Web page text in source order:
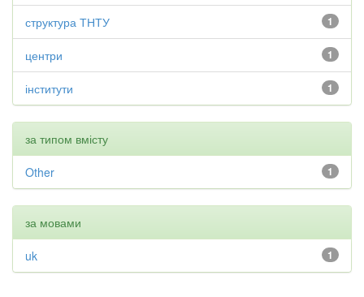
1
структура ТНТУ
1
центри
1
інститути
за типом вмісту
1
Other
за мовами
1
uk